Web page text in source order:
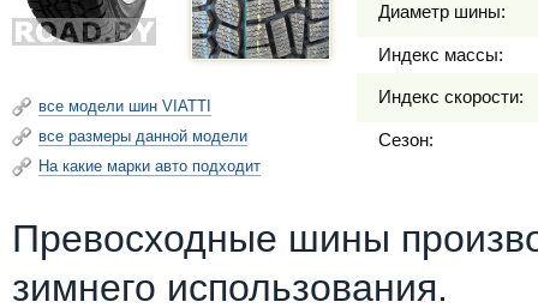
все модели шин VIATTI
все размеры данной модели
На какие марки авто подходит
Диаметр шины:
Индекс массы:
Индекс скорости:
Сезон:
Превосходные шины
зимнего использования.